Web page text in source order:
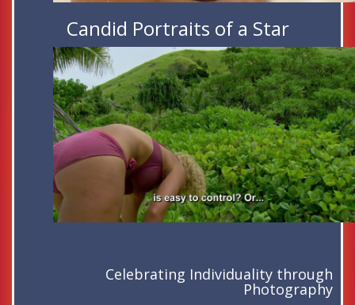
Candid Portraits of a Star
Celebrating Individuality through
Photography